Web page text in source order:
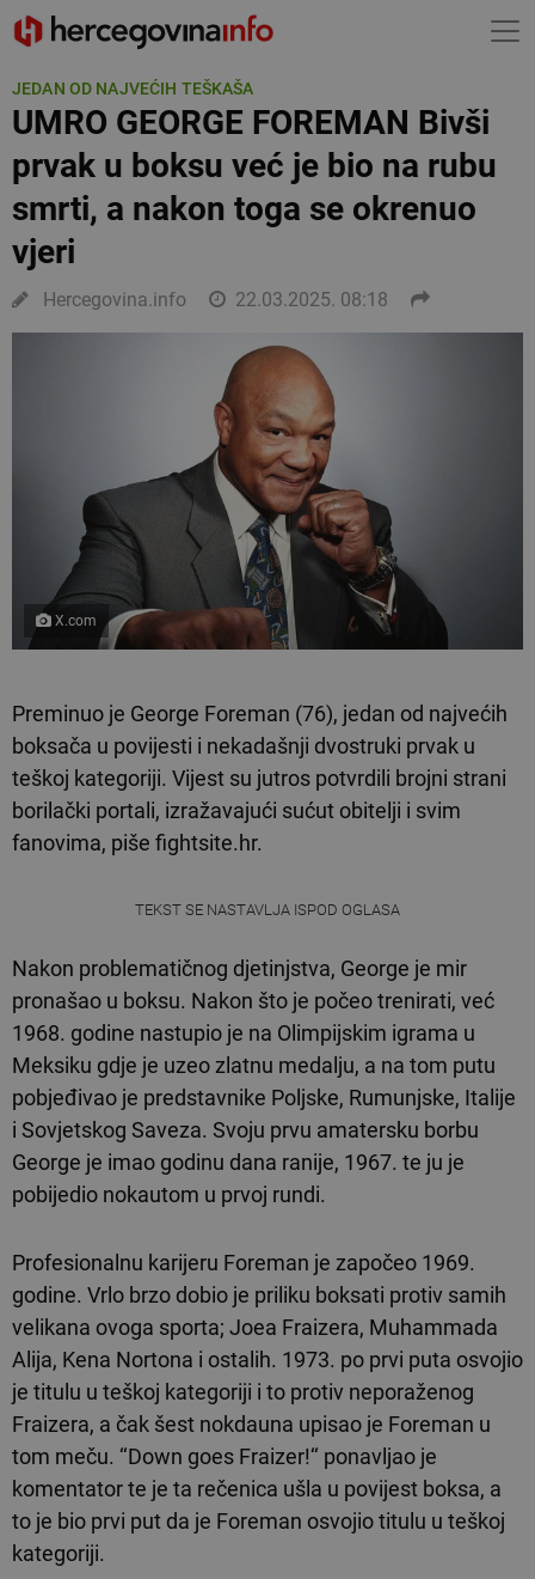
JEDAN OD NAJVEĆIH TEŠKAŠA
UMRO GEORGE FOREMAN Bivši
prvak u boksu već je bio na rubu
smrti, a nakon toga se okrenuo
vjeri
Hercegovina.info 22.03.2025. 08:18
X.com
Preminuo je George Foreman (76), jedan od najvećih
boksača u povijesti i nekadašnji dvostruki prvak u
teškoj kategoriji. Vijest su jutros potvrdili brojni strani
borilački portali, izražavajući sućut obitelji i svim
fanovima, piše fightsite.hr.
TEKST SE NASTAVLJA ISPOD OGLASA
Nakon problematičnog djetinjstva, George je mir
pronašao u boksu. Nakon što je počeo trenirati, već
1968. godine nastupio je na Olimpijskim igrama u
Meksiku gdje je uzeo zlatnu medalju, a na tom putu
pobjeđivao je predstavnike Poljske, Rumunjske, Italije
i Sovjetskog Saveza. Svoju prvu amatersku borbu
George je imao godinu dana ranije, 1967. te ju je
pobijedio nokautom u prvoj rundi.
Profesionalnu karijeru Foreman je započeo 1969.
godine. Vrlo brzo dobio je priliku boksati protiv samih
velikana ovoga sporta; Joea Fraizera, Muhammada
Alija, Kena Nortona i ostalih. 1973. po prvi puta osvojio
je titulu u teškoj kategoriji i to protiv neporaženog
Fraizera, a čak šest nokdauna upisao je Foreman u
tom meču. ‘‘Down goes Fraizer!‘‘ ponavljao je
komentator te je ta rečenica ušla u povijest boksa, a
to je bio prvi put da je Foreman osvojio titulu u teškoj
kategoriji.